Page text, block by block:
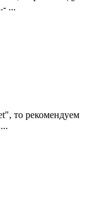
...
то рекомендуем